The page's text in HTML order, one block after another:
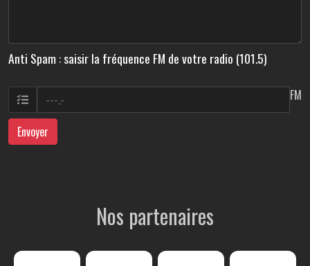
Anti Spam : saisir la fréquence FM de votre radio (101.5)
FM
Envoyer
Nos partenaires